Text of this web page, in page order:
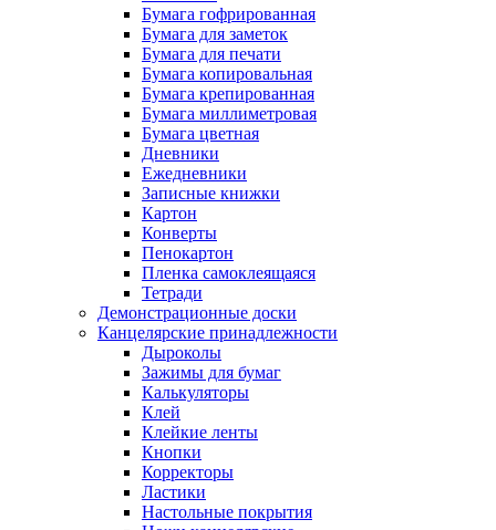
Бумага гофрированная
Бумага для заметок
Бумага для печати
Бумага копировальная
Бумага крепированная
Бумага миллиметровая
Бумага цветная
Дневники
Ежедневники
Записные книжки
Картон
Конверты
Пенокартон
Пленка самоклеящаяся
Тетради
Демонстрационные доски
Канцелярские принадлежности
Дыроколы
Зажимы для бумаг
Калькуляторы
Клей
Клейкие ленты
Кнопки
Корректоры
Ластики
Настольные покрытия